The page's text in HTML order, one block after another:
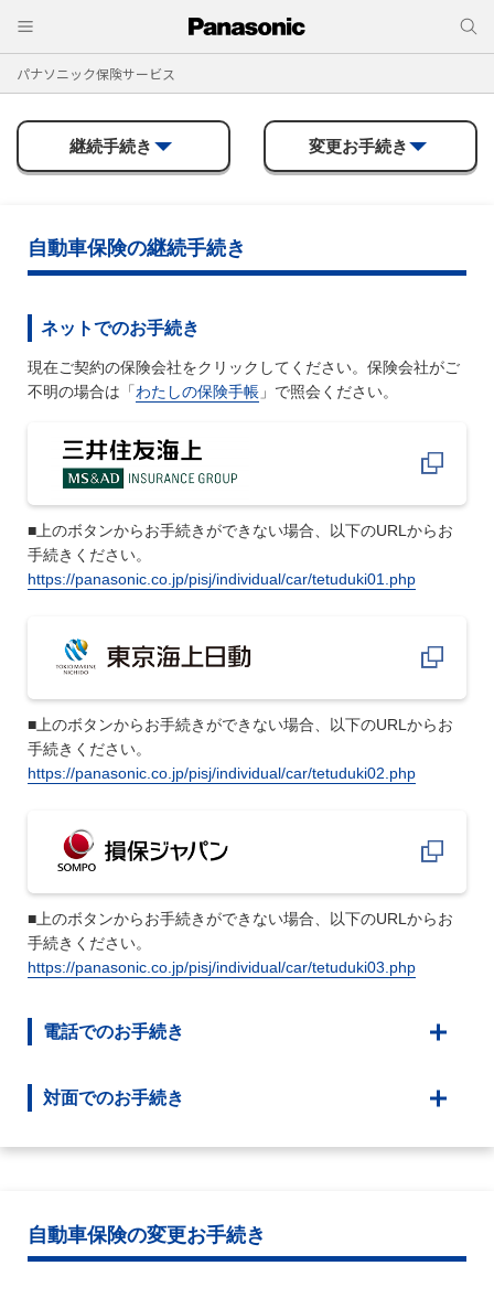
パナソニック保険サービス
継続手続き 変更お手続き
自動車保険の継続手続き
ネットでのお手続き
現在ご契約の保険会社をクリックしてください。保険会社がご
不明の場合は「わたしの保険手帳 」で照会ください。
■上のボタンからお手続きができない場合、以下のURLからお
手続きください。
https://panasonic.co.jp/pisj/individual/car/tetuduki01.php
■上のボタンからお手続きができない場合、以下のURLからお
手続きください。
https://panasonic.co.jp/pisj/individual/car/tetuduki02.php
■上のボタンからお手続きができない場合、以下のURLからお
手続きください。
https://panasonic.co.jp/pisj/individual/car/tetuduki03.php
電話でのお手続き
対面でのお手続き
自動車保険の変更お手続き